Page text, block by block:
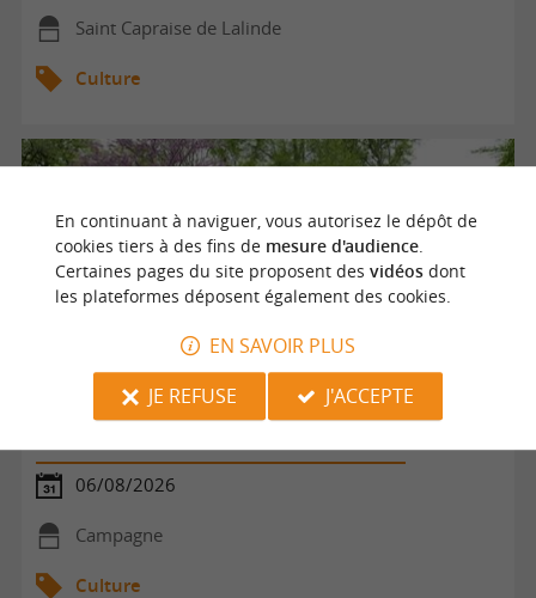
Saint Capraise de Lalinde
Culture
Visite guidée du Parc du Château de Campagne
06/08/2026
Campagne
Culture
En continuant à naviguer, vous autorisez le dépôt de
cookies tiers à des fins de mesure d'audience.
Certaines pages du site proposent des vidéosdont
les plateformes déposent également des cookies.
EN SAVOIR PLUS
JE REFUSE
J'ACCEPTE